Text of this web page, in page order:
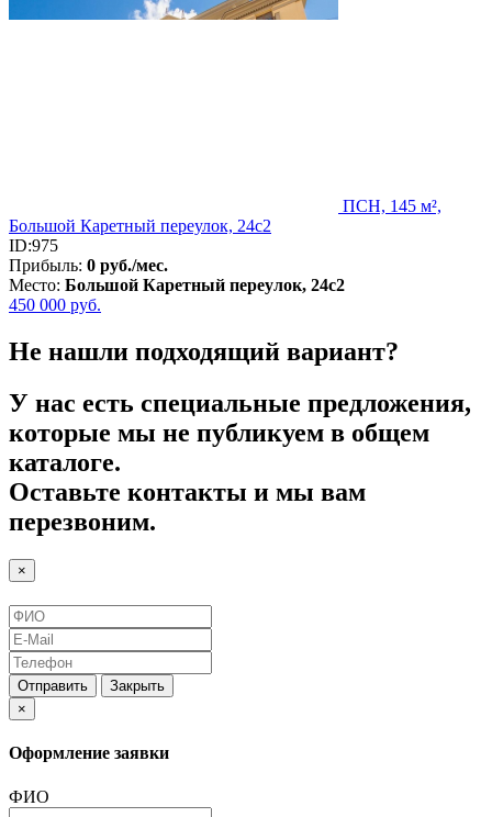
ПСН, 145 м²,
Большой Каретный переулок, 24с2
ID:975
Прибыль: 0 руб./мес.
Место: Большой Каретный переулок, 24с2
450 000 руб.
Не нашли подходящий вариант?
У нас есть специальные предложения,
которые мы не публикуем в общем
каталоге.
Оставьте контакты и мы вам
перезвоним.
×
Отправить
Закрыть
×
Оформление заявки
ФИО